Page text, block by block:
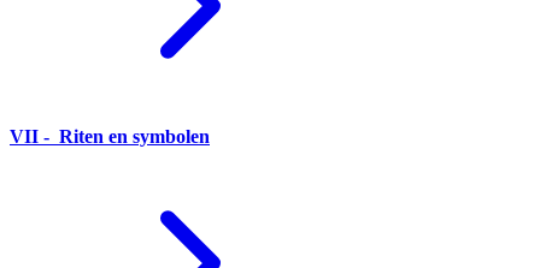
VII - Riten en symbolen